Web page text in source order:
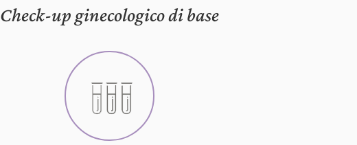
Check-up ginecologico di base